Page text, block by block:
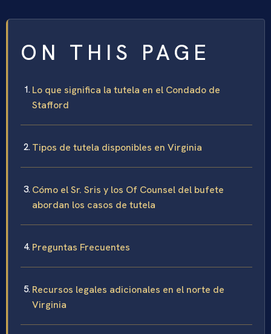
ON THIS PAGE
Lo que significa la tutela en el Condado de
Stafford
Tipos de tutela disponibles en Virginia
Cómo el Sr. Sris y los Of Counsel del bufete
abordan los casos de tutela
Preguntas Frecuentes
Recursos legales adicionales en el norte de
Virginia